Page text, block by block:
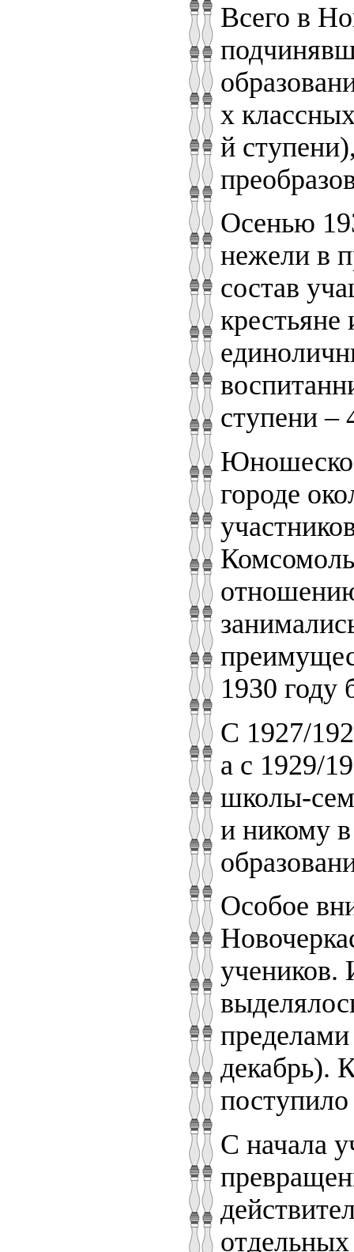
Всего в
х
й
Осенью
нежели в
состав
ступени –
городе
1930 году
С 1927/
а с 1929/
школы-
и никому
Особое
учеников.
декабрь).
С начала